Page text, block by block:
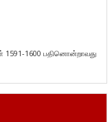
1600 பதினொன்றாவது